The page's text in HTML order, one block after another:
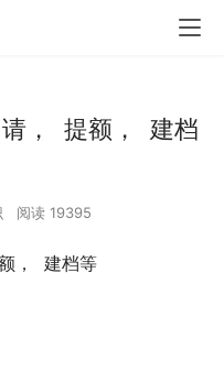
， 提额， 建档
阅读 19395
，  建档等